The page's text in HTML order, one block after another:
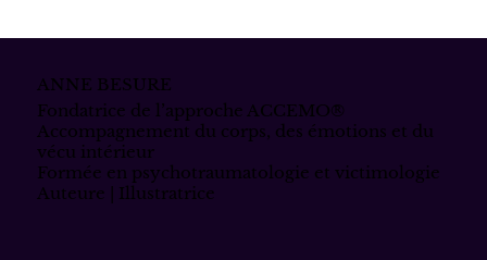
dépendance.
ANNE BESURE
Fondatrice de l’approche ACCEMO®
Accompagnement du corps, des émotions et du
vécu intérieur
Formée en psychotraumatologie et victimologie
Auteure | Illustratrice